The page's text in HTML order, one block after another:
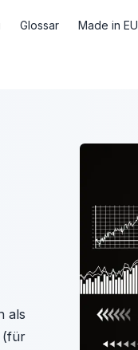
Glossar Made in EU
als
(für